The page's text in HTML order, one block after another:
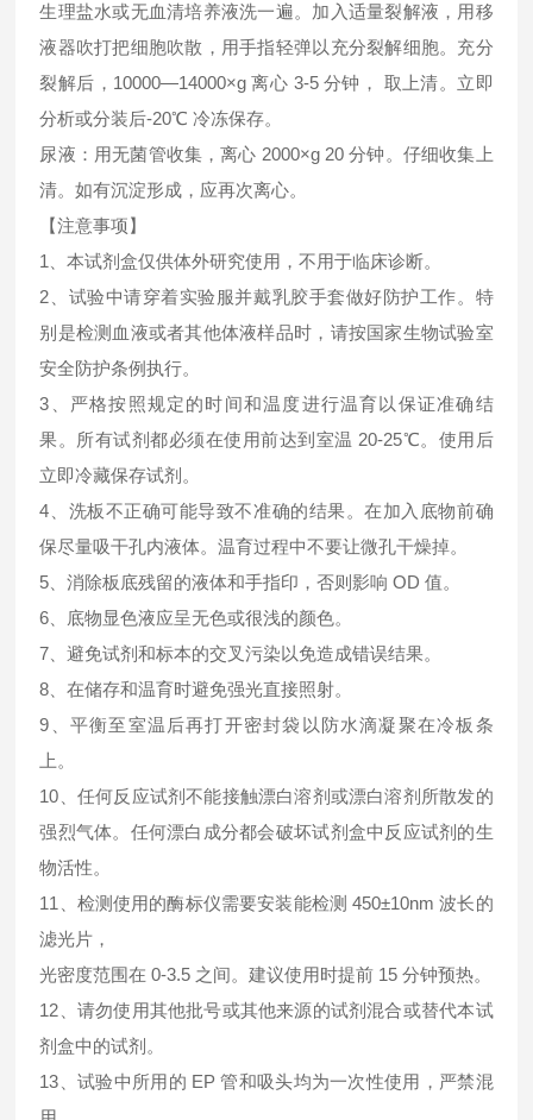
生理盐水或无血清培养液洗一遍。加入适量裂解液，用移
液器吹打把细胞吹散，用手指轻弹以充分裂解细胞。充分
裂解后，10000—14000×g 离心 3-5 分钟， 取上清。立即
分析或分装后-20℃ 冷冻保存。
尿液：用无菌管收集，离心 2000×g 20 分钟。仔细收集上
清。如有沉淀形成，应再次离心。
【注意事项】
1、本试剂盒仅供体外研究使用，不用于临床诊断。
2、试验中请穿着实验服并戴乳胶手套做好防护工作。特
别是检测血液或者其他体液样品时，请按国家生物试验室
安全防护条例执行。
3、严格按照规定的时间和温度进行温育以保证准确结
果。所有试剂都必须在使用前达到室温 20-25℃。使用后
立即冷藏保存试剂。
4、洗板不正确可能导致不准确的结果。在加入底物前确
保尽量吸干孔内液体。温育过程中不要让微孔干燥掉。
5、消除板底残留的液体和手指印，否则影响 OD 值。
6、底物显色液应呈无色或很浅的颜色。
7、避免试剂和标本的交叉污染以免造成错误结果。
8、在储存和温育时避免强光直接照射。
9、平衡至室温后再打开密封袋以防水滴凝聚在冷板条
上。
10、任何反应试剂不能接触漂白溶剂或漂白溶剂所散发的
强烈气体。任何漂白成分都会破坏试剂盒中反应试剂的生
物活性。
11、检测使用的酶标仪需要安装能检测 450±10nm 波长的
滤光片，
光密度范围在 0-3.5 之间。建议使用时提前 15 分钟预热。
12、请勿使用其他批号或其他来源的试剂混合或替代本试
剂盒中的试剂。
13、试验中所用的 EP 管和吸头均为一次性使用，严禁混